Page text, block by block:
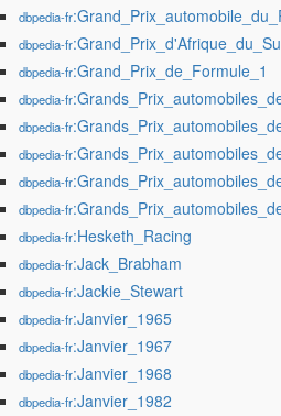
dbpedia-fr
dbpedia-fr
dbpedia-fr:Grand_Prix_de_Formule_1
dbpedia-fr
dbpedia-fr
dbpedia-fr
dbpedia-fr
dbpedia-fr
dbpedia-fr:Hesketh_Racing
dbpedia-fr:Jack_Brabham
dbpedia-fr:Jackie_Stewart
dbpedia-fr:Janvier_1965
dbpedia-fr:Janvier_1967
dbpedia-fr:Janvier_1968
dbpedia-fr:Janvier_1982